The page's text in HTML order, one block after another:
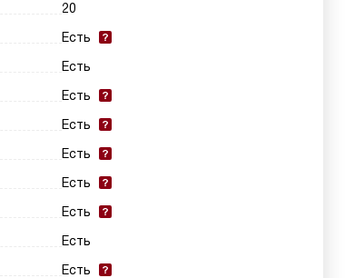
20
Есть
Есть
Есть
Есть
Есть
Есть
Есть
Есть
Есть